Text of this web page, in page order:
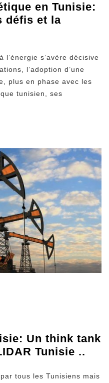
en Tunisie:
défis et la
l’énergie s’avère décisive
l’adoption d’une
plus en phase avec les
tunisien, ses
Un think tank
Tunisie ..
tous les Tunisiens mais